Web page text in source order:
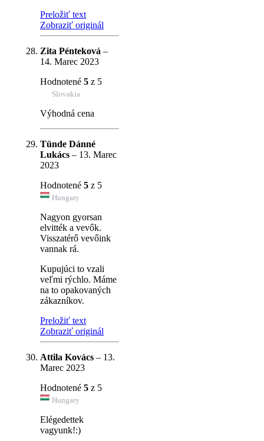
Preložiť text
Zobraziť originál
Zita Pénteková –
14. Marec 2023
Hodnotené 5 z 5
Slovakia
Výhodná cena
Tünde Dánné
Lukács – 13. Marec
2023
Hodnotené 5 z 5
Hungary
Nagyon gyorsan
elvitték a vevők.
Visszatérő vevőink
vannak rá.
Kupujúci to vzali
veľmi rýchlo. Máme
na to opakovaných
zákazníkov.
Preložiť text
Zobraziť originál
Attila Kovács – 13.
Marec 2023
Hodnotené 5 z 5
Hungary
Elégedettek
vagyunk!:)